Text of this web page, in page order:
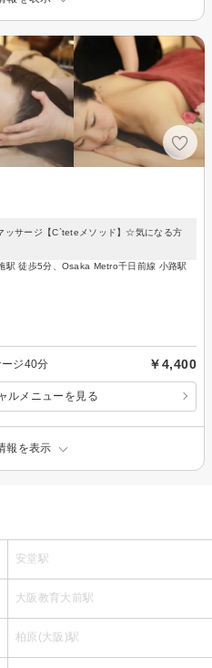
ッサージ【C`teteメソッド】☆気になる方
駅 徒歩5分、Osaka Metro千日前線 小路駅
ジ40分 ￥4,400
ルメニューを見る
報を表示
安堂駅
大阪教育大前駅
柏原(大阪)駅